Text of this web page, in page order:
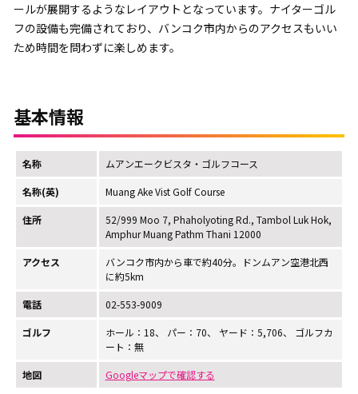
ールが展開するようなレイアウトとなっています。ナイターゴル
フの設備も完備されており、バンコク市内からのアクセスもいい
ため時間を問わずに楽しめます。
基本情報
名称 ムアンエークビスタ・ゴルフコース
名称(英) Muang Ake Vist Golf Course
住所
52/999 Moo 7, Phaholyoting Rd., Tambol Luk Hok,
Amphur Muang Pathm Thani 12000
アクセス
バンコク市内から車で約40分。ドンムアン空港北西
に約5km
電話 02-553-9009
ゴルフ
ホール：18、 パー：70、 ヤード：5,706、 ゴルフカ
ート：無
地図 Googleマップで確認する